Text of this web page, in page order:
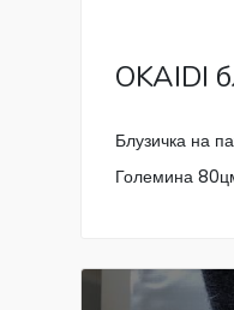
OKAIDI
Блузичка на
Големина